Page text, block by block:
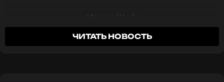
Ирина Шейк
«Бесподобная!», «На это можно смотреть вечно»,
ЧИТАТЬ НОВОСТЬ